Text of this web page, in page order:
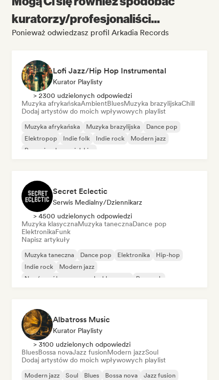
kuratorzy/profesjonaliści...
Ponieważ odwiedzasz profil Arkadia Records
Lofi Jazz/Hip Hop Instrumental
Kurator Playlisty
> 2300 udzielonych odpowiedzi
Muzyka afrykańskaAmbientBluesMuzyka brazylijskaChill
Dodaj artystów do moich wpływowych playlist
Muzyka afrykańska Muzyka brazylijska
Dance pop
Elektropop
Indie folk Indie rock
Modern jazz
Rap w języku angielskim
Secret Eclectic
Serwis Medialny/Dziennikarz
> 4500 udzielonych odpowiedzi
Muzyka klasycznaMuzyka tanecznaDance pop
ElektronikaFunk
Napisz artykuły
Muzyka taneczna Dance pop Elektronika
Hip-hop
Indie rock
Modern jazz
Neo/współczesna muzyka klasyczna
Pop rock
Albatross Music
Kurator Playlisty
> 3100 udzielonych odpowiedzi
BluesBossa novaJazz fusionModern jazzSoul
Dodaj artystów do moich wpływowych playlist
Modern jazz Soul Blues Bossa nova Jazz fusion